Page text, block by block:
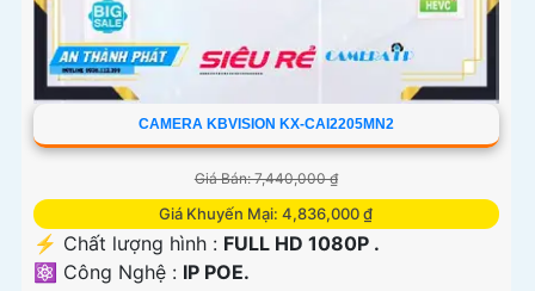
CAMERA KBVISION KX-CAI2205MN2
Giá Bán: 7,440,000 ₫
Giá Khuyến Mại: 4,836,000 ₫
️⚡ Chất lượng hình : FULL HD 1080P .
⚛️ Công Nghệ : IP POE.